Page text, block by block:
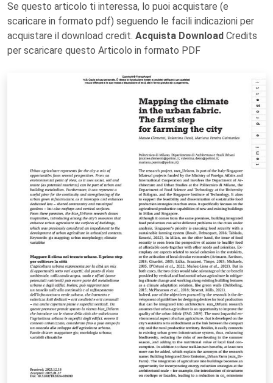
Se questo articolo ti interessa, lo puoi acquistare (e
scaricare in formato pdf) seguendo le facili indicazioni per
acquistare il download credit. Acquista Download Credits
per scaricare questo Articolo in formato PDF